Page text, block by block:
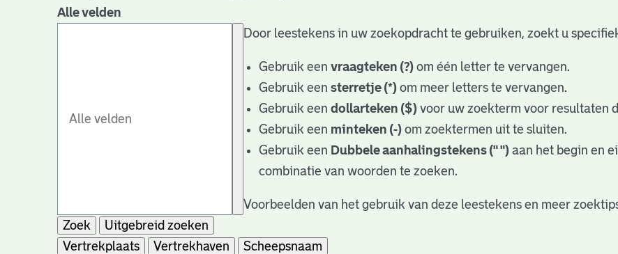
Alle velden
Door leestekens in uw zoekopdracht te gebruiken, zoekt u
Gebruik eenvraagteken (?) om één letter te vervangen.
Gebruik eensterretje (*) om meer letters te vervangen.
Gebruik eendollarteken ($) voor uw zoekterm voor resultaten
Gebruik een minteken (-) om zoektermen uit te sluiten.
Gebruik een Dubbele aanhalingstekens (" ") aan het begin en
combinatie van woorden te zoeken.
Voorbeelden van het gebruik van deze leestekens en meer
Zoek
Uitgebreid zoeken
Vertrekplaats
Vertrekhaven
Scheepsnaam